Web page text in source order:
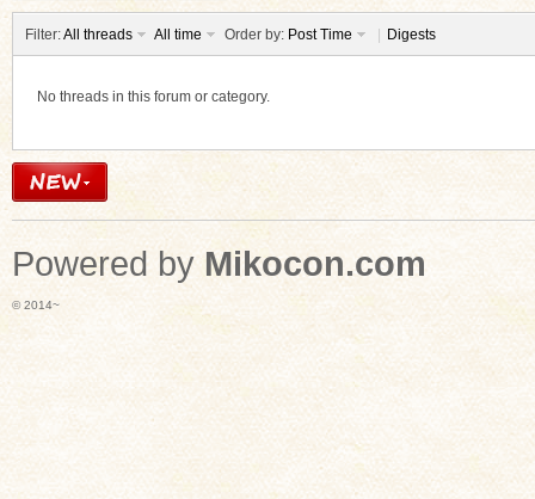
Filter:All threads All time Order by: Post Time Digests
No threads in this forum or category.
Powered by Mikocon.com
© 2014~